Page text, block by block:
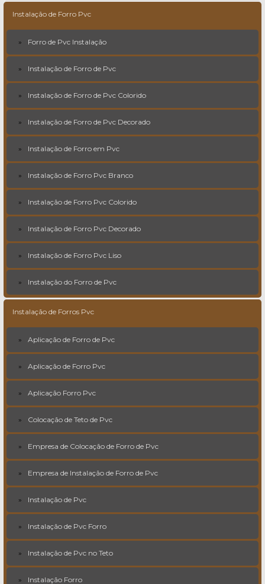
Instalação de Forro Pvc
Forro de Pvc Instalação
Instalação de Forro de Pvc
Instalação de Forro de Pvc Colorido
Instalação de Forro de Pvc Decorado
Instalação de Forro em Pvc
Instalação de Forro Pvc Branco
Instalação de Forro Pvc Colorido
Instalação de Forro Pvc Decorado
Instalação de Forro Pvc Liso
Instalação do Forro de Pvc
Instalação de Forros Pvc
Aplicação de Forro de Pvc
Aplicação de Forro Pvc
Aplicação Forro Pvc
Colocação de Teto de Pvc
Empresa de Colocação de Forro de Pvc
Empresa de Instalação de Forro de Pvc
Instalação de Pvc
Instalação de Pvc Forro
Instalação de Pvc no Teto
Instalação Forro